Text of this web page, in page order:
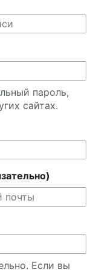
пароль,
сайтах.
Если вы